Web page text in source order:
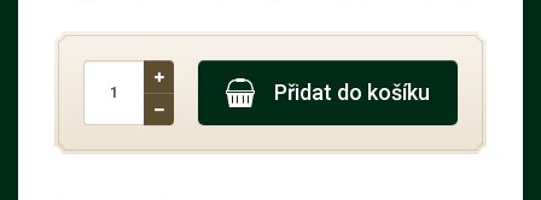
Přidat do košíku